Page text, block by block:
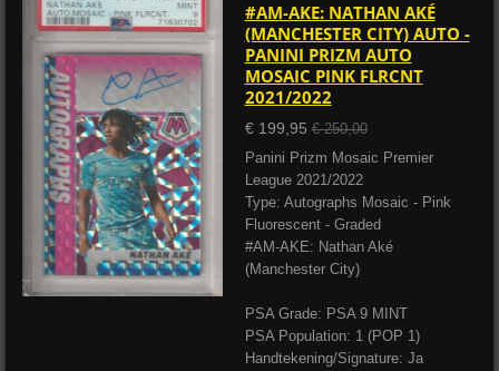
#AM-AKE: NATHAN AKÉ
(MANCHESTER CITY) AUTO -
PANINI PRIZM AUTO
MOSAIC PINK FLRCNT
2021/2022
€ 199,95 € 250,00
Panini Prizm Mosaic Premier
League 2021/2022
Type: Autographs Mosaic - Pink
Fluorescent - Graded
#AM-AKE: Nathan Aké
(Manchester City)
PSA Grade: PSA 9 MINT
PSA Population: 1 (POP 1)
Handtekening/Signature: Ja